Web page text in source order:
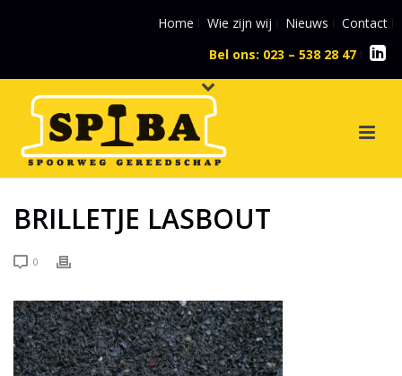
Home Wie zijn wij Nieuws
Contact
Bel ons: 023 – 538 28 47
BRILLETJE LASBOUT
0